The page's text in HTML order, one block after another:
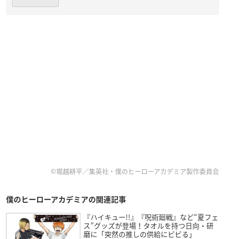
©堀越耕平／集英社・僕のヒーローアカデミア製作委員会
僕のヒーローアカデミアの関連記事
『ハイキュー!!』『呪術廻戦』など“夏フェ
ス”グッズが登場！タオルを持つ日向・研
磨に「突然の推しの供給にビビる」